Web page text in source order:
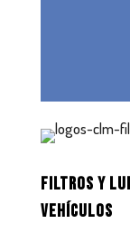
FILTROS Y
VEHÍCULOS